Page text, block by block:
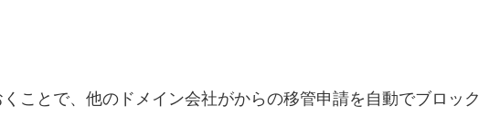
ことで、他のドメイン会社がからの移管申請を自動でブロック